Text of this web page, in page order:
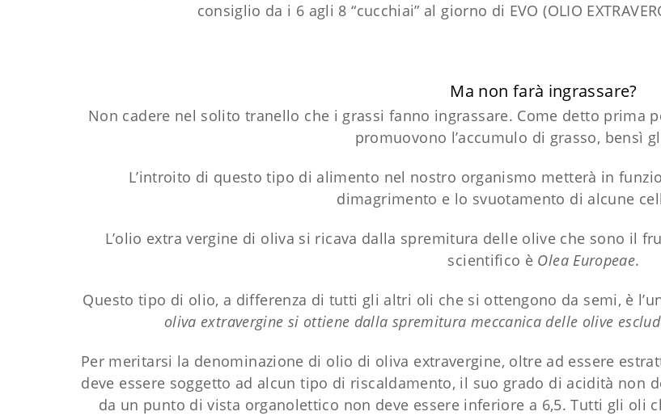
consiglio da i 6 agli 8 “cucchiai” al giorno di EVO (OLIO
Ma non farà ingrassare?
Non cadere nel solito tranello che i grassi fanno ingrassare. Come detto prima
promuovono l’accumulo di grasso, bensì
L’introito di questo tipo di alimento nel nostro organismo metterà in
dimagrimento e lo svuotamento di alcune
L’olio extra vergine di oliva si ricava dalla spremitura delle olive che sono il
scientifico è Olea Europeae.
Questo tipo di olio, a differenza di tutti gli altri oli che si ottengono da semi, è
oliva extravergine si ottiene dalla spremitura meccanica delle olive
Per meritarsi la denominazione di olio di oliva extravergine, oltre ad essere
deve essere soggetto ad alcun tipo di riscaldamento, il suo grado di acidità non
da un punto di vista organolettico non deve essere inferiore a 6,5. Tutti gli oli